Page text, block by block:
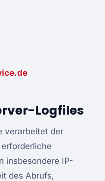
Logfiles
verarbeitet der
insbesondere IP-
des Abrufs,